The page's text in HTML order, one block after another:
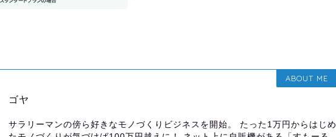
ABOUT ME
ゴヤ
サラリーマンの傍ら好きなモノづくりビジネスを開始。 たった1万円からはじめ